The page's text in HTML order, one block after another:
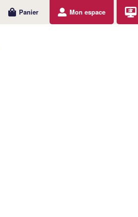
Panier Mon espace